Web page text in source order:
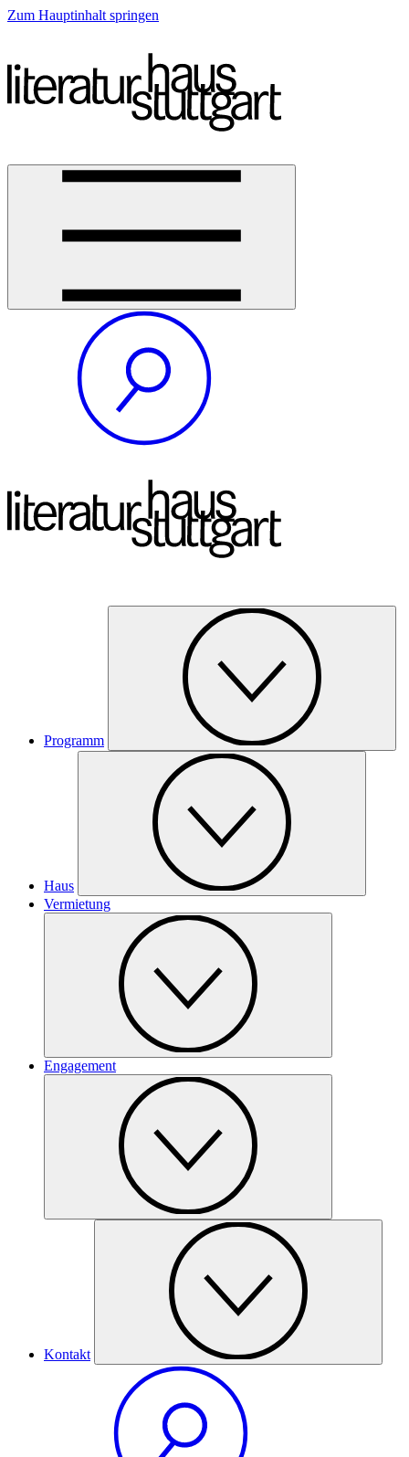
Zum Hauptinhalt springen
Programm
Haus
Vermietung
Engagement
Kontakt